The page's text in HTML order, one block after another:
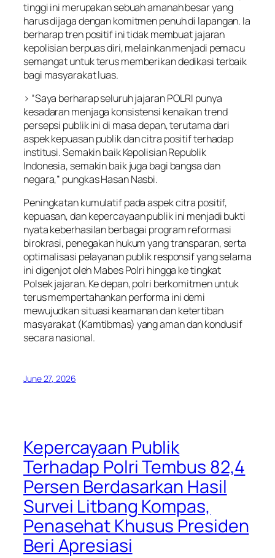
tinggi ini merupakan sebuah amanah besar yang
harus dijaga dengan komitmen penuh di lapangan. Ia
berharap tren positif ini tidak membuat jajaran
kepolisian berpuas diri, melainkan menjadi pemacu
semangat untuk terus memberikan dedikasi terbaik
bagi masyarakat luas.
> “Saya berharap seluruh jajaran POLRI punya
kesadaran menjaga konsistensi kenaikan trend
persepsi publik ini di masa depan, terutama dari
aspek kepuasan publik dan citra positif terhadap
institusi. Semakin baik Kepolisian Republik
Indonesia, semakin baik juga bagi bangsa dan
negara,” pungkas Hasan Nasbi.
Peningkatan kumulatif pada aspek citra positif,
kepuasan, dan kepercayaan publik ini menjadi bukti
nyata keberhasilan berbagai program reformasi
birokrasi, penegakan hukum yang transparan, serta
optimalisasi pelayanan publik responsif yang selama
ini digenjot oleh Mabes Polri hingga ke tingkat
Polsek jajaran. Ke depan, polri berkomitmen untuk
terus mempertahankan performa ini demi
mewujudkan situasi keamanan dan ketertiban
masyarakat (Kamtibmas) yang aman dan kondusif
secara nasional.
June 27, 2026
Kepercayaan Publik
Terhadap Polri Tembus 82,4
Persen Berdasarkan Hasil
Survei Litbang Kompas,
Penasehat Khusus Presiden
Beri Apresiasi